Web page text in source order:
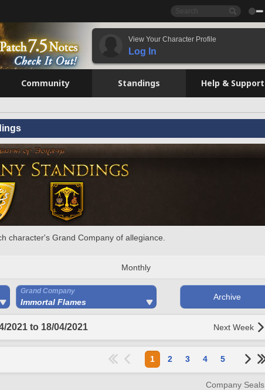
View Your Character Profile
Log In
Community Standings Help & Support
character's Grand Company of allegiance.
Monthly
Grand Company
Immortal Flames
Archive
2021 to 18/04/2021 Next Week
1 2 3 4 5
Company Seals